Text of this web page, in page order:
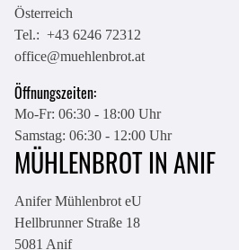
Österreich
Tel.: +43 6246 72312
office@muehlenbrot.at
Öffnungszeiten:
Mo-Fr: 06:30 - 18:00 Uhr
Samstag: 06:30 - 12:00 Uhr
MÜHLENBROT IN ANIF
Anifer Mühlenbrot eU
Hellbrunner Straße 18
5081 Anif